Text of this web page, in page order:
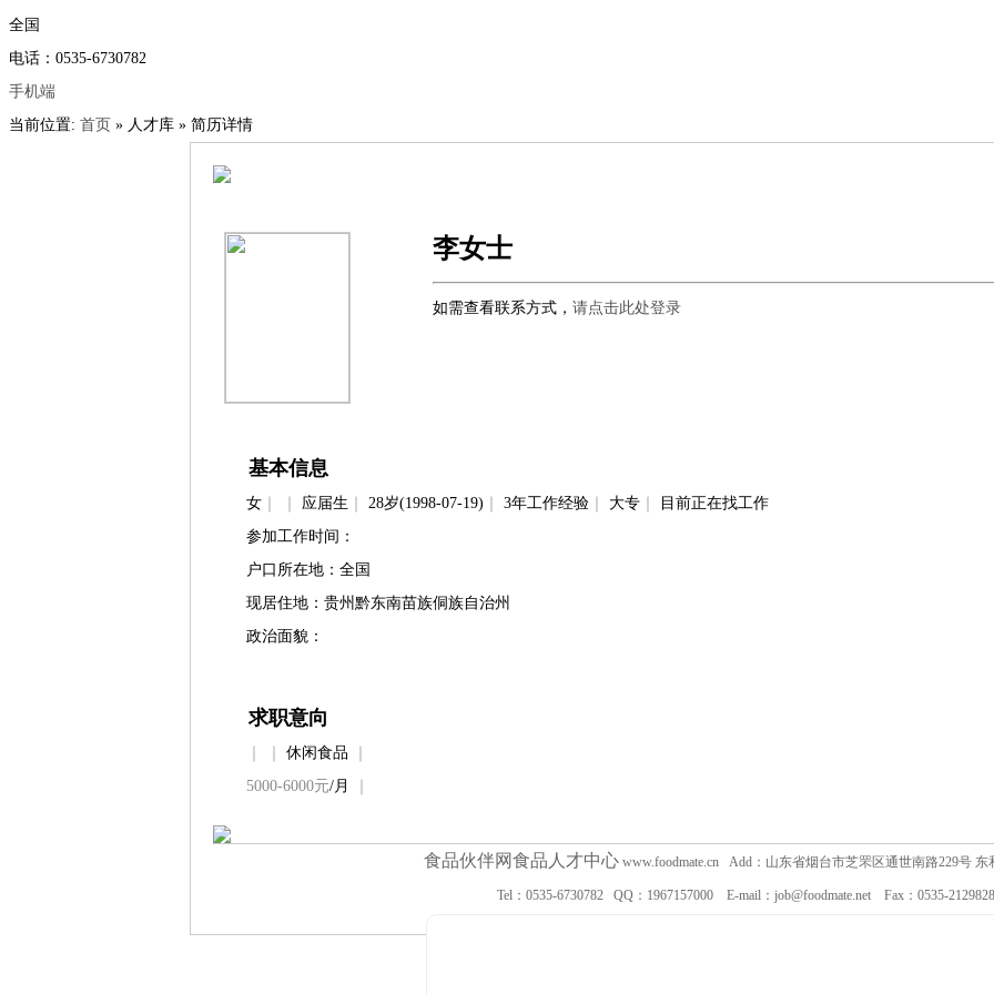
全国
电话：0535-6730782
手机端
当前位置: 首页 » 人才库 » 简历详情
李女士
如需查看联系方式， 请点击此处登录
基本信息
女 应届生 28岁(1998-07-19) 3年工作经验 大专
目前正在找工作
参加工作时间：
户口所在地：全国
现居住地：贵州黔东南苗族侗族自治州
政治面貌：
求职意向
休闲食品
5000-6000元/月
食品伙伴网食品人才中心www.foodmate.cn Add：山东省烟台市芝罘区通世南路229号 东
Tel：0535-6730782 QQ：1967157000 E-mail：job@foodmate.net Fax：0535-2129828